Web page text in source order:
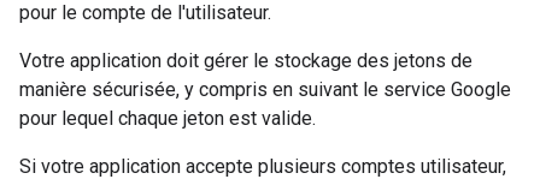
pour le compte de l'utilisateur.
Votre application doit gérer le stockage des jetons de
manière sécurisée, y compris en suivant le service Google
pour lequel chaque jeton est valide.
Si votre application accepte plusieurs comptes utilisateur,